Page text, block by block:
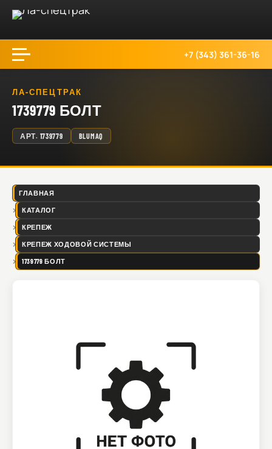
+7 (343) 361-36-16
ЛА-СПЕЦТРАК
1739779 БОЛТ
АРТ. 1739779 BLUMAQ
ГЛАВНАЯ
КАТАЛОГ
КРЕПЕЖ
КРЕПЕЖ ХОДОВОЙ СИСТЕМЫ
1739779 БОЛТ